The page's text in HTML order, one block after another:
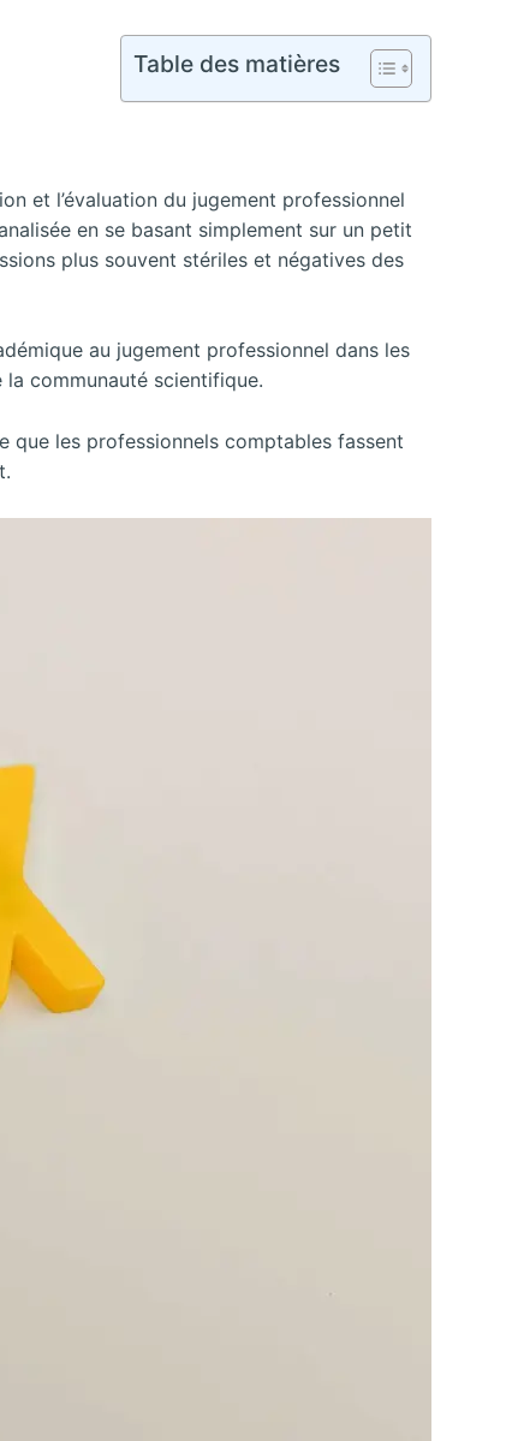
Table des matières
et l’évaluation du jugement professionnel
en se basant simplement sur un petit
plus souvent stériles et négatives des
au jugement professionnel dans les
communauté scientifique.
que les professionnels comptables fassent